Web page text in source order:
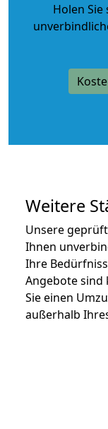
Holen
Weitere
Unsere
Ihnen
Ihre
Angebote sind
Sie einen
außerhalb